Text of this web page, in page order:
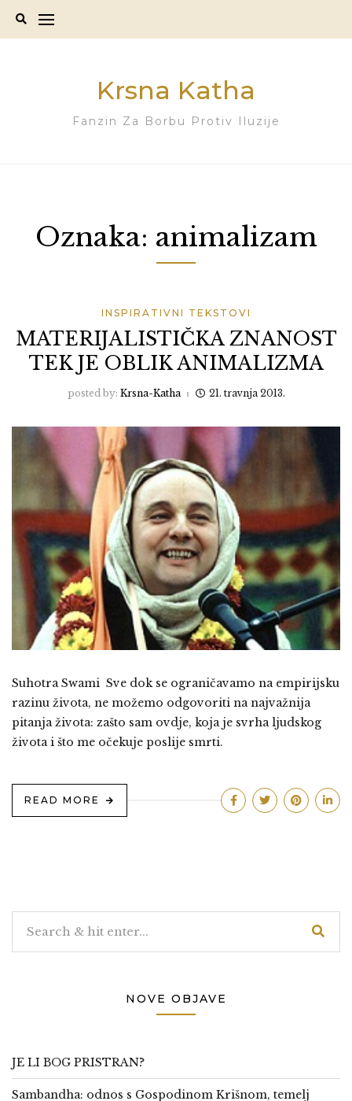
Krsna Katha
Fanzin Za Borbu Protiv Iluzije
Oznaka: animalizam
INSPIRATIVNI TEKSTOVI
MATERIJALISTIČKA ZNANOST
TEK JE OBLIK ANIMALIZMA
posted by: Krsna-Katha 21. travnja 2013.
Suhotra Swami Sve dok se ograničavamo na empirijsku
razinu života, ne možemo odgovoriti na najvažnija
pitanja života: zašto sam ovdje, koja je svrha ljudskog
života i što me očekuje poslije smrti.
READ MORE
NOVE OBJAVE
JE LI BOG PRISTRAN?
Sambandha: odnos s Gospodinom Krišnom, temelj